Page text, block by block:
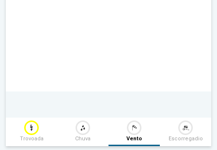
Trovoada Chuva Vento Escorregadio